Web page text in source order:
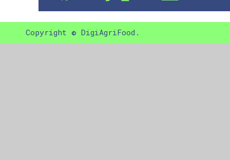
Copyright © DigiAgriFood.